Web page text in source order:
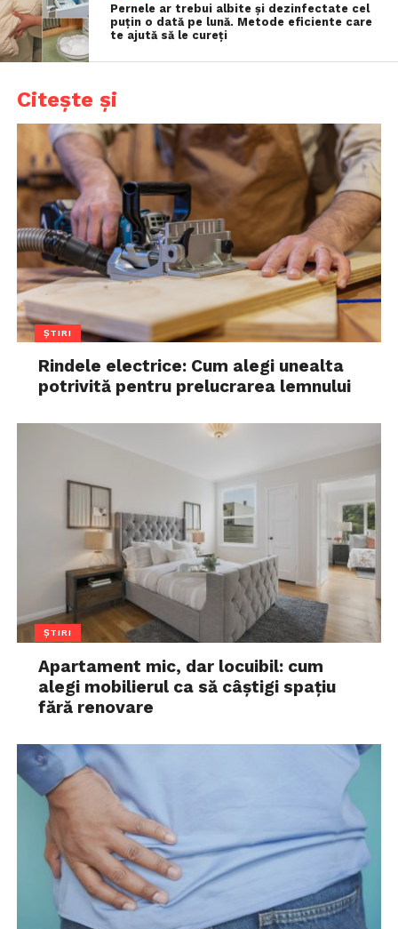
Pernele ar trebui albite și dezinfectate cel
puțin o dată pe lună. Metode eficiente care
te ajută să le cureți
Citește și
ȘTIRI
Rindele electrice: Cum alegi unealta
potrivită pentru prelucrarea lemnului
ȘTIRI
Apartament mic, dar locuibil: cum
alegi mobilierul ca să câștigi spațiu
fără renovare